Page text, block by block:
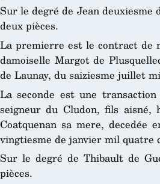
Sur le degré de Jean
deux pièces.
La premierre est le contract de
damoiselle Margot de
de Launay, du saiziesme juillet
La seconde est une
seigneur du Cludon, fils
Coatquenan sa mere,
vingtiesme de janvier mil quatre
Sur le degré de Thibault de
pièces.